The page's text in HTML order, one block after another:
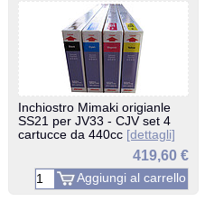
Inchiostro Mimaki origianle
SS21 per JV33 - CJV set 4
cartucce da 440cc [dettagli]
419,60 €